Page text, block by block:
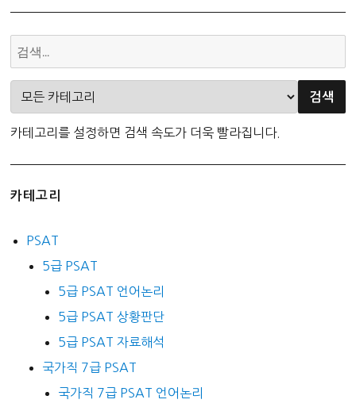
카테고리를 설정하면 검색 속도가 더욱 빨라집니다.
카테고리
PSAT
5급 PSAT
5급 PSAT 언어논리
5급 PSAT 상황판단
5급 PSAT 자료해석
국가직 7급 PSAT
국가직 7급 PSAT 언어논리